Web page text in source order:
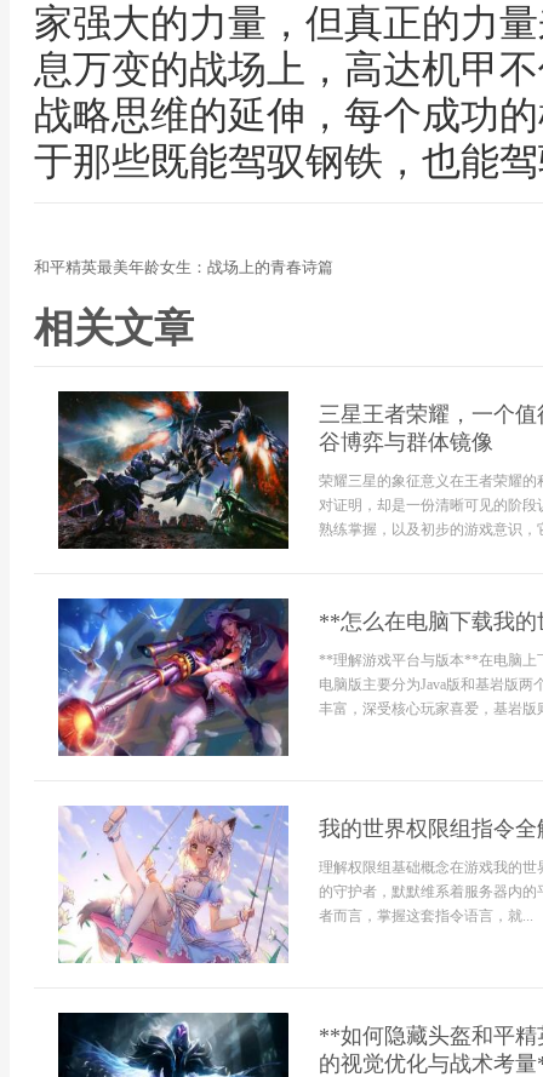
家强大的力量，但真正的力
息万变的战场上，高达机甲
战略思维的延伸，每个成功
于那些既能驾驭钢铁，也能
和平精英最美年龄女生：战场上的青春诗篇
相关文章
三星王者荣耀，一个
谷博弈与群体镜像
荣耀三星的象征意义在王者荣耀
对证明，却是一份清晰可见的阶
熟练掌握，以及初步的游戏意识，
**怎么在电脑下载我
**理解游戏平台与版本**在电脑上
电脑版主要分为Java版和基岩版
丰富，深受核心玩家喜爱，基岩
我的世界权限组指令
理解权限组基础概念在游戏我的
的守护者，默默维系着服务器内
者而言，掌握这套指令语言，就...
**如何隐藏头盔和平
的视觉优化与战术考